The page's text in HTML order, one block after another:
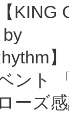
KING
ント
ーズ